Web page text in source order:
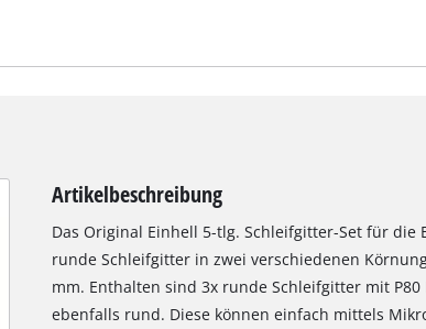
Artikelbeschreibung
Das Original Einhell 5-tlg. Schleifgitter-Set für
runde Schleifgitter in zwei verschiedenen
mm. Enthalten sind 3x runde Schleifgitter mit
ebenfalls rund. Diese können einfach mittels